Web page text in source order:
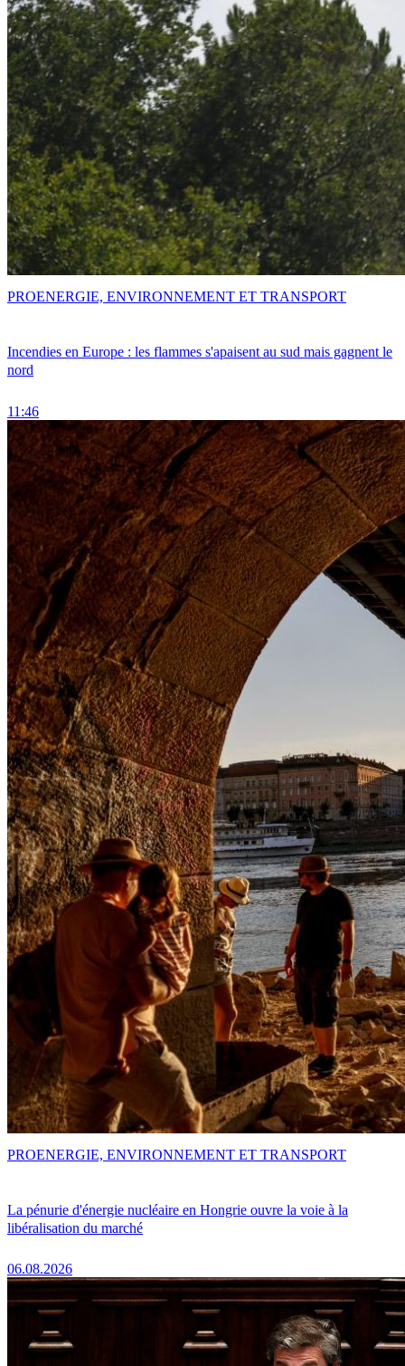
Incendies en Europe : les flammes s'apaisent au sud mais gagnent le
nord
11:46
PROENERGIE, ENVIRONNEMENT ET TRANSPORT
La pénurie d'énergie nucléaire en Hongrie ouvre la voie à la
libéralisation du marché
06.08.2026
PROENERGIE, ENVIRONNEMENT ET TRANSPORT